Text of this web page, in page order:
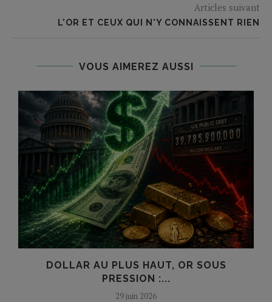
Articles suivant
L'OR ET CEUX QUI N'Y CONNAISSENT RIEN
VOUS AIMEREZ AUSSI
DOLLAR AU PLUS HAUT, OR SOUS
PRESSION :...
29 juin 2026